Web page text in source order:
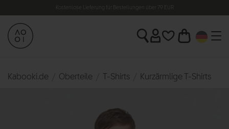
Kostenlose Lieferung für Bestellungen über 79 EUR
14 Tage Rückgaberecht
Kabooki.de Oberteile T-Shirts Kurzärmlige T-Shirts